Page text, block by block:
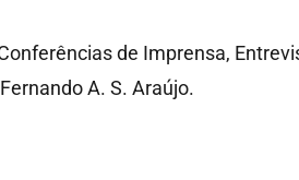
de Imprensa,
A. S. Araújo.